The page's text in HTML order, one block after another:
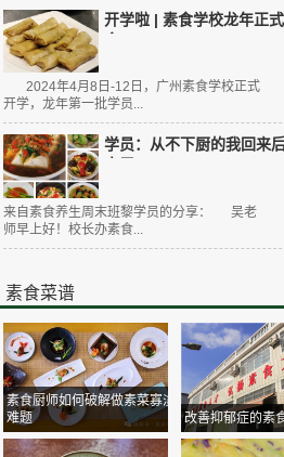
开学啦 | 素食学校龙年正
食...
2024年4月8日-12日，广州素食学校正式
开学，龙年第一批学员...
学员：从不下厨的我回来
来自素食养生周末班黎学员的分享： 吴老
师早上好！校长办素食...
素食菜谱
素食厨师如何破解做素菜寡淡
难题
改善抑郁症的素